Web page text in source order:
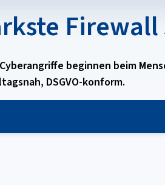
beginnen beim
DSGVO-konform.